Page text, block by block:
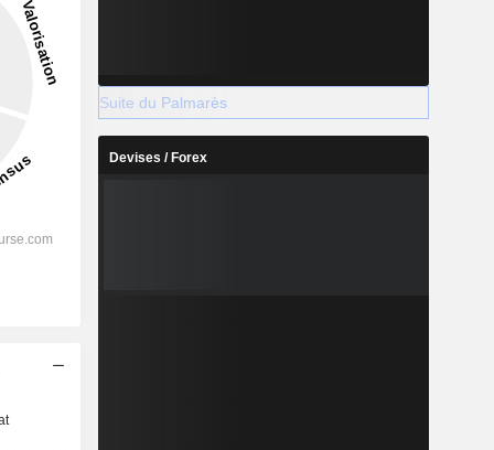
Suite du Palmarès
Devises / Forex